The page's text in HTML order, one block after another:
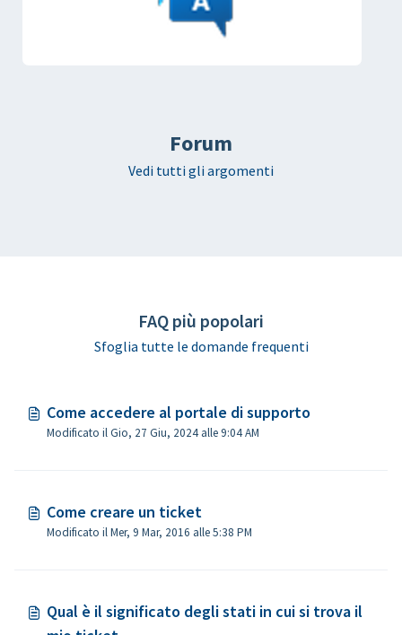
Forum
Vedi tutti gli argomenti
FAQ più popolari
Sfoglia tutte le domande frequenti
Come accedere al portale di supporto
Modificato il Gio, 27 Giu, 2024 alle 9:04 AM
Come creare un ticket
Modificato il Mer, 9 Mar, 2016 alle 5:38 PM
Qual è il significato degli stati in cui si trova il